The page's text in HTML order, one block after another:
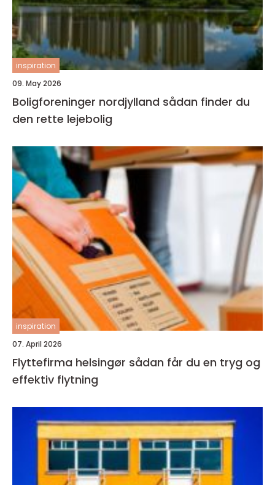
inspiration
09. May 2026
Boligforeninger nordjylland sådan finder du
den rette lejebolig
inspiration
07. April 2026
Flyttefirma helsingør sådan får du en tryg og
effektiv flytning